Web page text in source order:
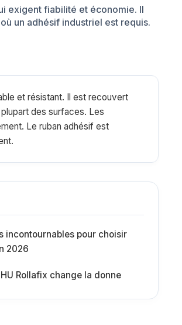
exigent fiabilité et économie. Il
un adhésif industriel est requis.
et résistant. Il est recouvert
des surfaces. Les
Le ruban adhésif est
incontournables pour choisir
2026
Rollafix change la donne